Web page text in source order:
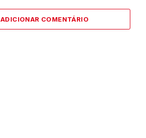
ADICIONAR COMENTÁRIO